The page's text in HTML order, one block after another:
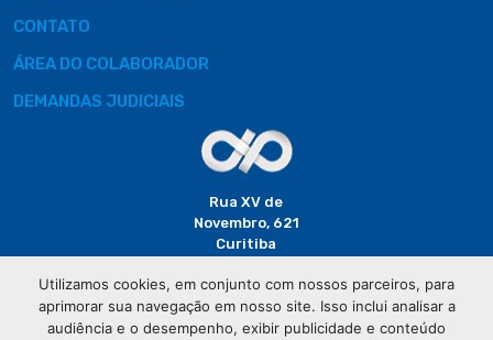
CONTATO
ÁREA DO COLABORADOR
DEMANDAS JUDICIAIS
Rua XV de
Novembro, 621
Curitiba
(41) 3320-
Utilizamos cookies, em conjunto com nossos parceiros, para
aprimorar sua navegação em nosso site. Isso inclui analisar a
audiência e o desempenho, exibir publicidade e conteúdo